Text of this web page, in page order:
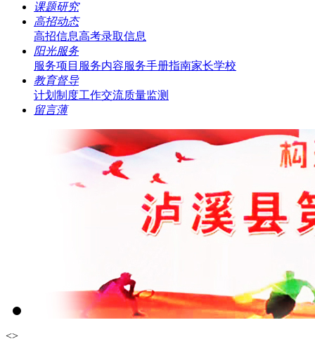
课题研究
高招动态
高招信息高考录取信息
阳光服务
服务项目 服务内容服务手册指南家长学校
教育督导
计划制度工作交流质量监测
留言薄
<>